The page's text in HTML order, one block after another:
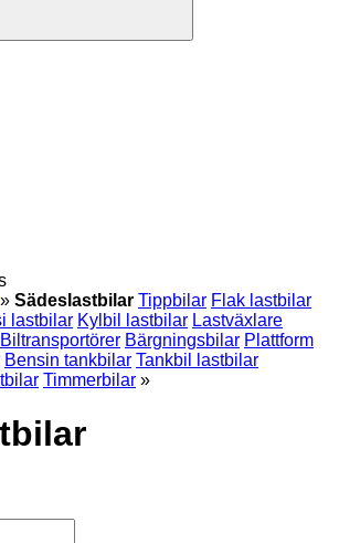
» Sädeslastbilar Tippbilar Flak lastbilar
lastbilar Kylbil lastbilar Lastväxlare
Biltransportörer Bärgningsbilar Plattform
Bensin tankbilar Tankbil lastbilar
Timmerbilar »